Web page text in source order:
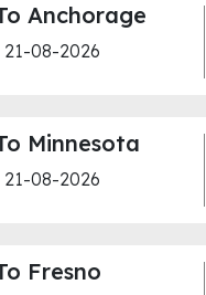
Anchorage
08-2026
Minnesota
08-2026
Fresno